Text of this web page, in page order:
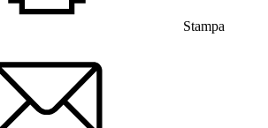
Stampa